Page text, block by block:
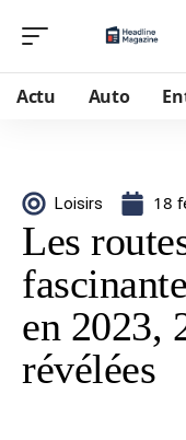
Actu Auto
Loisirs 18
Les
en 2023,
révélées